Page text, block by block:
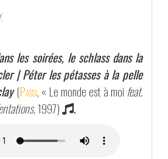
les soirées, le schlass dans la
| Péter les pétasses à la pelle
(Passi, « Le monde est à moi feat.
, 1997) .